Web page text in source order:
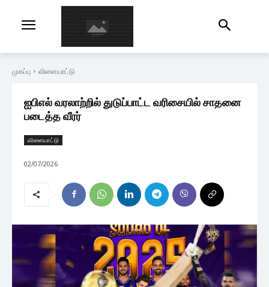
முகப்பு விளையாட்டு
ஐபிஎல் வரலாற்றில் துடுப்பாட்ட வரிசையில் சாதனை
படைத்த வீரர்
விளையாட்டு
02/07/2026